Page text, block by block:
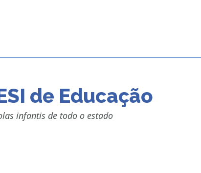
de Educação
infantis de todo o estado